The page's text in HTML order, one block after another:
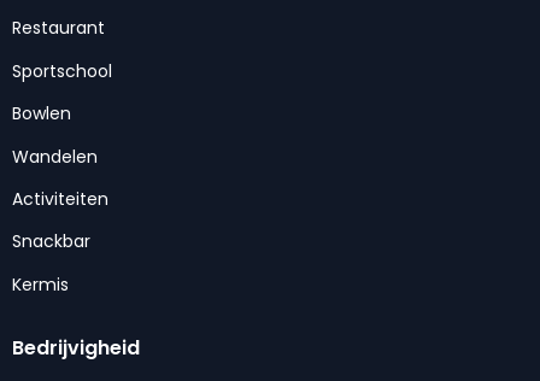
Restaurant
Sportschool
Bowlen
Wandelen
Activiteiten
Snackbar
Kermis
Bedrijvigheid